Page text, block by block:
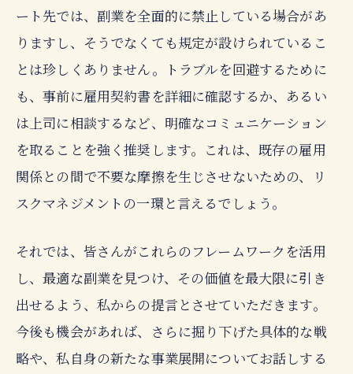
ート先では、副業を全面的に禁止している場合があ
りますし、そうでなくても規定が設けられているこ
とは珍しくありません。トラブルを回避するために
も、事前に雇用契約書を詳細に確認するか、あるい
は上司に相談するなど、明確なコミュニケーション
を取ることを強く推奨します。これは、既存の雇用
関係との間で不要な摩擦を生じさせないための、リ
スクマネジメントの一環と言えるでしょう。
それでは、皆さんがこれらのフレームワークを活用
し、最適な副業を見つけ、その価値を最大限に引き
出せるよう、私からの提言とさせていただきます。
今後も機会があれば、さらに掘り下げた具体的な戦
略や、私自身の新たな事業展開についてお話しする